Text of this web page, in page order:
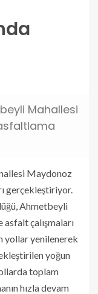
Mahallesi
Maydonoz
gerçekleştiriyor.
Ahmetbeyli
çalışmaları
yollar yenilenerek
yoğun
toplam
hızla devam